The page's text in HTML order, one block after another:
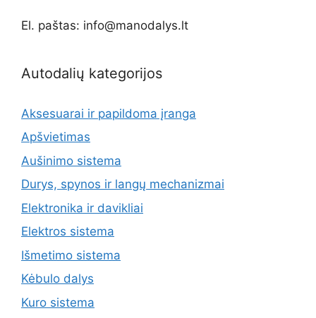
El. paštas: info@manodalys.lt
Autodalių kategorijos
Aksesuarai ir papildoma įranga
Apšvietimas
Aušinimo sistema
Durys, spynos ir langų mechanizmai
Elektronika ir davikliai
Elektros sistema
Išmetimo sistema
Kėbulo dalys
Kuro sistema